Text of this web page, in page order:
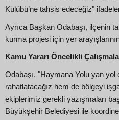
Kulübü’ne tahsis edeceğiz"
Ayrıca Başkan Odabaşı, ilçenin
kurma projesi için yer
Kamu Yararı Öncelikli
Odabaşı, "Haymana Yolu yan yol
rahatlatacağız hem de bölgeyi
ekiplerimiz gerekli yazışmaları
Büyükşehir Belediyesi ile